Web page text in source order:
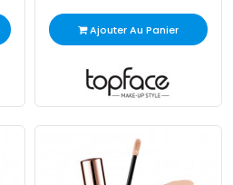
Ajouter Au Panier